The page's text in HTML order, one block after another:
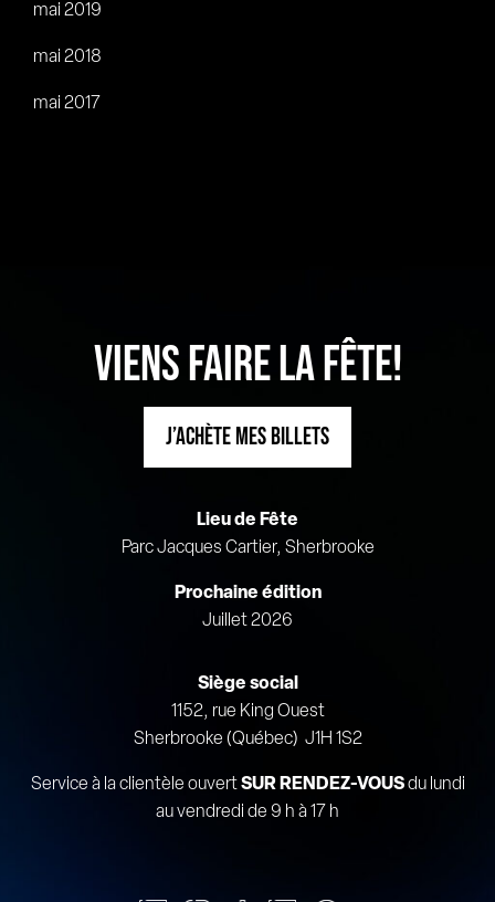
mai 2019
mai 2018
mai 2017
VIENS FAIRE LA FÊTE!
J’ACHÈTE MES BILLETS
Lieu de Fête
Parc Jacques Cartier, Sherbrooke
Prochaine édition
Juillet 2026
Siège social
1152, rue King Ouest
Sherbrooke (Québec) J1H 1S2
Service à la clientèle ouvertSUR RENDEZ-VOUSdu lundi
au vendredi de 9 h à 17 h